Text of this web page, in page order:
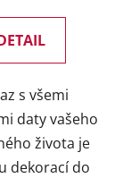
s všemi
daty vašeho
života je
dekorací do